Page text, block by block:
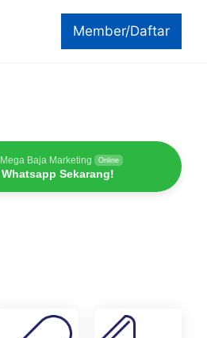
Member/Daftar
Mega Baja Marketing Online
Whatsapp Sekarang!